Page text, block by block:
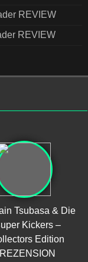
REVIEW
REVIEW
Tsubasa & Die
Kickers –
Edition
REZENSION